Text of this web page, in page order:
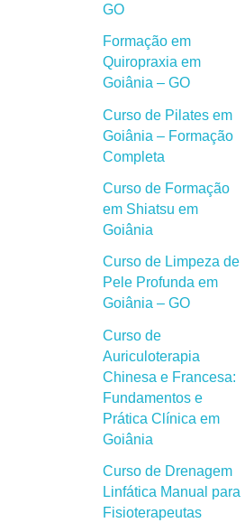
GO
Formação em
Quiropraxia em
Goiânia – GO
Curso de Pilates em
Goiânia – Formação
Completa
Curso de Formação
em Shiatsu em
Goiânia
Curso de Limpeza de
Pele Profunda em
Goiânia – GO
Curso de
Auriculoterapia
Chinesa e Francesa:
Fundamentos e
Prática Clínica em
Goiânia
Curso de Drenagem
Linfática Manual para
Fisioterapeutas